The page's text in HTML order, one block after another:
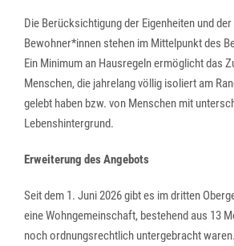
Die Berücksichtigung der Eigenheiten und
Bewohner*innen stehen im Mittelpunkt des
Ein Minimum an Hausregeln ermöglicht das
Menschen, die jahrelang völlig isoliert am
gelebt haben bzw. von Menschen mit
Lebenshintergrund.
Erweiterung des Angebots
Seit dem 1. Juni 2026 gibt es im dritten
eine Wohngemeinschaft, bestehend aus 13
noch ordnungsrechtlich untergebracht